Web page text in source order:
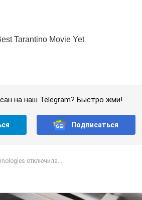
на наш Telegram? Быстро жми!
Подписаться
отключила...